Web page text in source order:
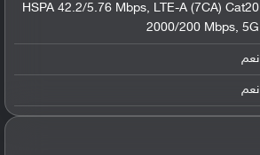
HSPA 42.2/5.76 Mbps, LTE-A (7CA) Cat20
2000/200 Mbps, 5G
نعم
نعم